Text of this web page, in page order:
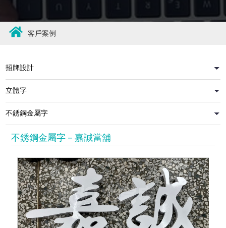
客戶案例
不銹鋼金屬字－嘉誠當舖